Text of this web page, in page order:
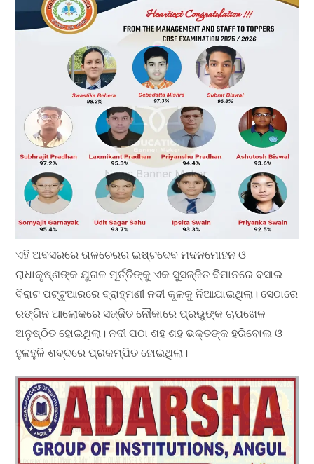
ଏହି ଅବସରରେ ତାଳଚେରର ଇଷ୍ଟଦେବ ମଦନମୋହନ ଓ
ରାଧାକୃଷ୍ଣଙ୍କ ଯୁଗଳ ମୂର୍ତ୍ତିଙ୍କୁ ଏକ ସୁସଜ୍ଜିତ ବିମାନରେ ବସାଇ
ବିରାଟ ପଟ୍ଟୁଆରରେ ବ୍ରାହ୍ମଣୀ ନଦୀ କୂଳକୁ ନିଆଯାଇଥିଲା। ସେଠାରେ
ରଙ୍ଗିନ ଆଲୋକରେ ସଜ୍ଜିତ ନୌକାରେ ପ୍ରଭୁଙ୍କ ଚାପଖେଳ
ଅନୁଷ୍ଠିତ ହୋଇଥିଲା। ନଦୀ ପଠା ଶହ ଶହ ଭକ୍ତଙ୍କ ହରିବୋଲ ଓ
ହୁଳହୁଳି ଶବ୍ଦରେ ପ୍ରକମ୍ପିତ ହୋଇଥିଲା।